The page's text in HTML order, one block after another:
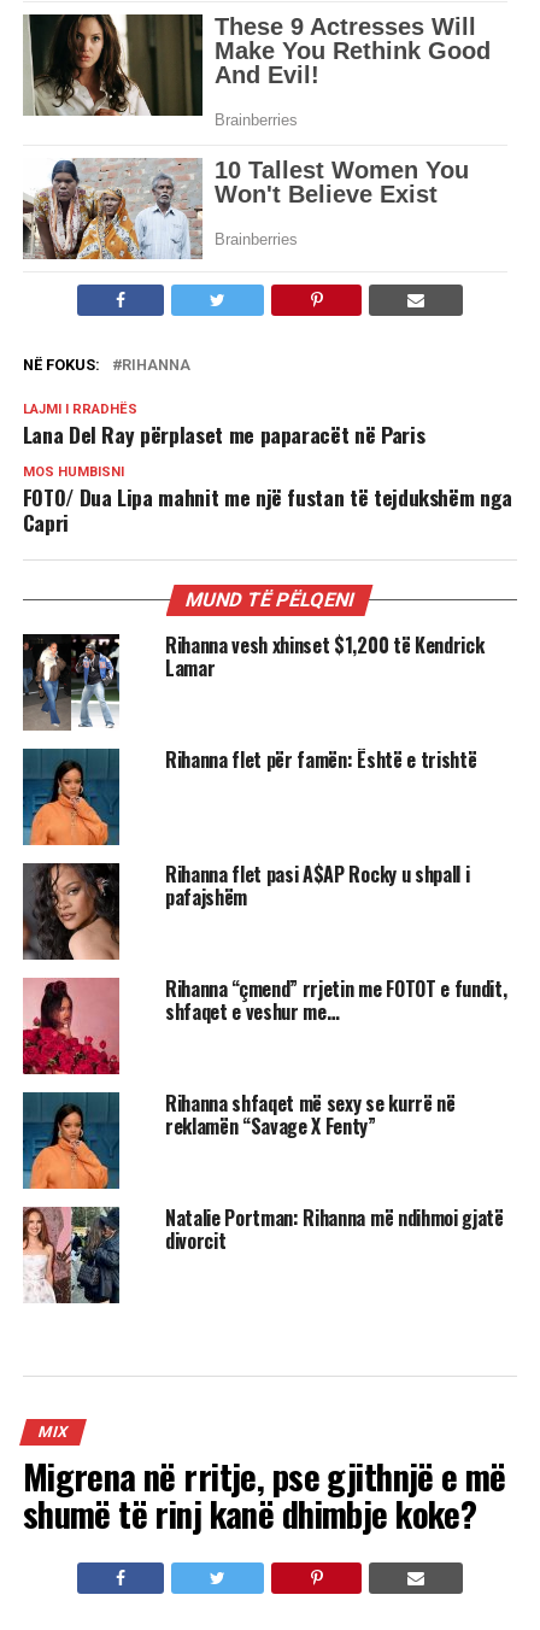
NË FOKUS: RIHANNA
LAJMI I RRADHËS
Lana Del Ray përplaset me paparacët në Paris
MOS HUMBISNI
FOTO/ Dua Lipa mahnit me një fustan të tejdukshëm nga
Capri
MUND TË PËLQENI
Rihanna vesh xhinset $1,200 të Kendrick
Lamar
Rihanna flet për famën: Është e trishtë
Rihanna flet pasi A$AP Rocky u shpall i
pafajshëm
Rihanna “çmend” rrjetin me FOTOT e fundit,
shfaqet e veshur me…
Rihanna shfaqet më sexy se kurrë në
reklamën “Savage X Fenty”
Natalie Portman: Rihanna më ndihmoi gjatë
divorcit
MIX
Migrena në rritje, pse gjithnjë e më
shumë të rinj kanë dhimbje koke?